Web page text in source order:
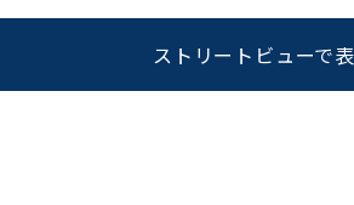
平日 9:00〜18:00
ストリートビューで